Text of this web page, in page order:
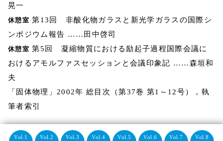
晃一
休憩室 第13回 非酸化物ガラスと新光学ガラスの国際シ
ンポジウム報告 ……田中啓司
休憩室 第5回 凝縮物質における励起子過程国際会議に
おけるアモルファスセッションと会議印象記 ……森垣和
夫
「固体物理」2002年 総目次（第37巻 第1～12号），執
筆者索引
Vol.1
Vol.2
Vol.3
Vol.4
Vol.5
Vol.6
Vol.7
Vol.8